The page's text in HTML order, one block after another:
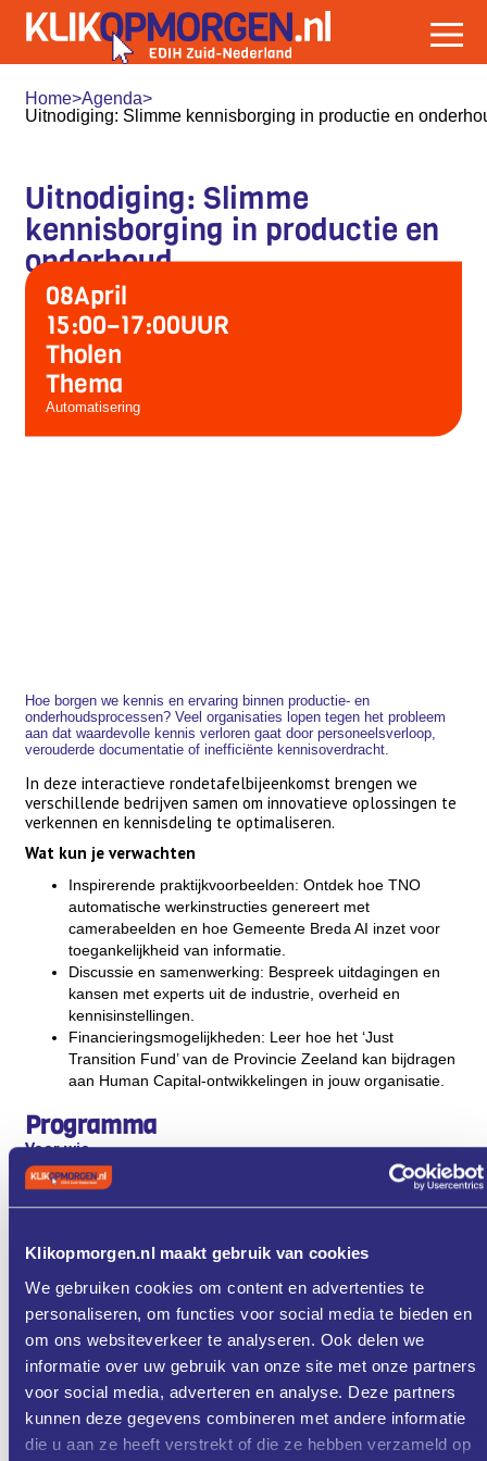
Klikopmorgen.nl maakt gebruik van cookies
We gebruiken cookies om content en advertenties te
personaliseren, om functies voor social media te bieden en
om ons websiteverkeer te analyseren. Ook delen we
informatie over uw gebruik van onze site met onze partners
voor social media, adverteren en analyse. Deze partners
kunnen deze gegevens combineren met andere informatie
die u aan ze heeft verstrekt of die ze hebben verzameld op
Home>Agenda>
Uitnodiging: Slimme kennisborging in productie en
Uitnodiging: Slimme
kennisborging in productie en
onderhoud
08April
15:00–17:00UUR
Tholen
Thema
Automatisering
Hoe borgen we kennis en ervaring binnen productie- en
onderhoudsprocessen? Veel organisaties lopen tegen het probleem
aan dat waardevolle kennis verloren gaat door personeelsverloop,
verouderde documentatie of inefficiënte kennisoverdracht.
In deze interactieve rondetafelbijeenkomst brengen we
verschillende bedrijven samen om innovatieve oplossingen te
verkennen en kennisdeling te optimaliseren.
Wat kun je verwachten
Inspirerende praktijkvoorbeelden: Ontdek hoe TNO
automatische werkinstructies genereert met
camerabeelden en hoe Gemeente Breda AI inzet voor
toegankelijkheid van informatie.
Discussie en samenwerking: Bespreek uitdagingen en
kansen met experts uit de industrie, overheid en
kennisinstellingen.
Financieringsmogelijkheden: Leer hoe het ‘Just
Transition Fund’ van de Provincie Zeeland kan bijdragen
aan Human Capital-ontwikkelingen in jouw organisatie.
Programma
Voor wie
Deze bijeenkomst is speciaal bedoeld voor professionals uit
Meld je aan
Wil jij deel uitmaken van deze exclusieve sessie? Meld je dan
aan vóór 2 april 2025 bij Programmamanager Industriële &
Digitale Innovatie Rutger van der Male via
rutgervandermale@impulszeeland.nl
. Het aantal plekken is
beperkt, dus wees er op tijd bij!